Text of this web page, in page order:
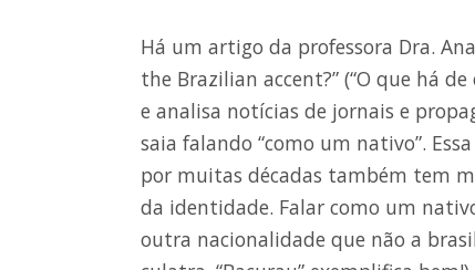
Há um artigo da professora Dra.
the Brazilian accent?” (“O que há
e analisa notícias de jornais e
saia falando “como um nativo”.
por muitas décadas também tem
da identidade. Falar como um
outra nacionalidade que não a